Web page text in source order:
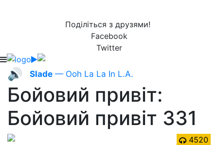
Поділіться з друзями!
Facebook
Twitter
🔊 Slade — Ooh La La In L.A.
Бойовий привіт:
Бойовий привіт 331
4520